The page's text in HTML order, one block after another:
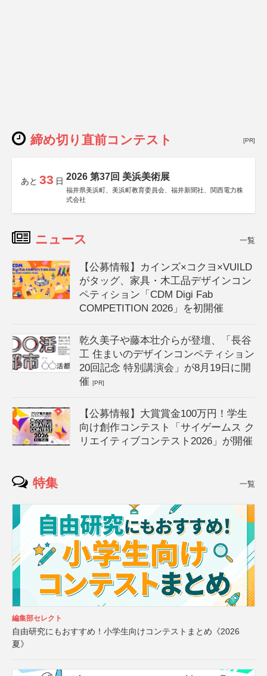
締め切り直前コンテスト [PR]
あと 33 日 2026 第37回 美浜美術展
福井県美浜町、美浜町教育委員会、福井新聞社、関西電力株
式会社
ニュース 一覧
【公募情報】カインズ×コクヨ×VUILD
がタッグ、家具・木工品デザインコン
ペティション「CDM Digi Fab
COMPETITION 2026」を初開催
乾久美子や藤本壮介らが登壇、「長谷
工 住まいのデザインコンペティション
20回記念 特別講演会」が8月19日に開
催[PR]
【公募情報】大賞賞金100万円！学生
向け創作コンテスト「サイゲームス ク
リエイティブコンテスト2026」が開催
特集 一覧
編集部セレクト
自由研究にもおすすめ！小学生向けコンテストまとめ《2026
夏》